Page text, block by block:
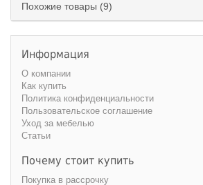
Похожие товары (9)
Информация
О компании
Как купить
Политика конфиденциальности
Пользовательское соглашение
Уход за мебелью
Статьи
Почему стоит купить
Покупка в рассрочку